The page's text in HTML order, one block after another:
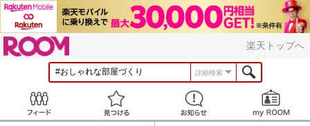
楽天トップへ
詳細検索
見つける お知らせ